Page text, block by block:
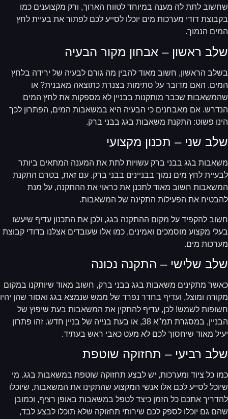
לתת לה מענה במיוחד לטווח הארוך, ורק מקצוענים כמו
דודי מערכות מים יוכלו לסייע לכם לפתור את בעיית לחץ
הנמוך.
ראשון – אבחון מקור הבעיה
הראשון, חשוב מאוד להבין מה גורם לבעיה של ירידה בלחץ
האם מדובר על סתימות בצנרת כתוצאה מאבנית? או
שכבר מותקנות בבניין לא מספקות את לחץ המים
אם מאבחנים כי הבעיה היא במשאבות המים, הפתרון לכך
פשוט: התקנת משאבות בגג בבני ברק.
שני – תכנון מקצועי
בגג בבני ברק עשויות לתת את המענה המתאים ביותר
לחץ מים נמוך בבניינים בבני ברק. עם זאת, בטרם התקנת
חשוב מאוד לתכנן את כראוי את ההתקנה, על מנת
את הפעילות התקינה של המשאבות.
להקפיד על מקום ההתקנה בגג, ולכן את התכנון עדיף שיעשו
מקצוע מוסמכים ואמינים, כמו אלו שעובדים אצלנו בדודי קבוצת
מים.
שלישי – התקנה נכונה
מתקינים משאבות בגג בבני ברק, חשוב מאוד שיותקנו במקום
ומוצל, ועדיף בחדר נפרד של ממש שנמצא בגג ואסור שהן יהיו
לשמש! לכן, עדיף להתקין את המשאבות בעת שיפוץ של
הבניין, במסגרת תמ"א 38, או בעת בנייה של בניין חדש. זהו פתרון
מאוד שיחסוך לכם לא מעט כאבי ראש בעתיד.
רביעי – תחזוקה שוטפת
כל ציוד ומערכות, יש לבצע תחזוקה שוטפת במשאבות בגג. מי
לסייע לכם אלו אנשי המקצוע שהתקינו את המשאבות, שיוכלו
אתכם כל הזמן כיצד לטפל במשאבות באופן רציף, וכמובן
גם יוכלו לספק לכם שירותי תחזוקה שלא תוכלו לבצע לבד,